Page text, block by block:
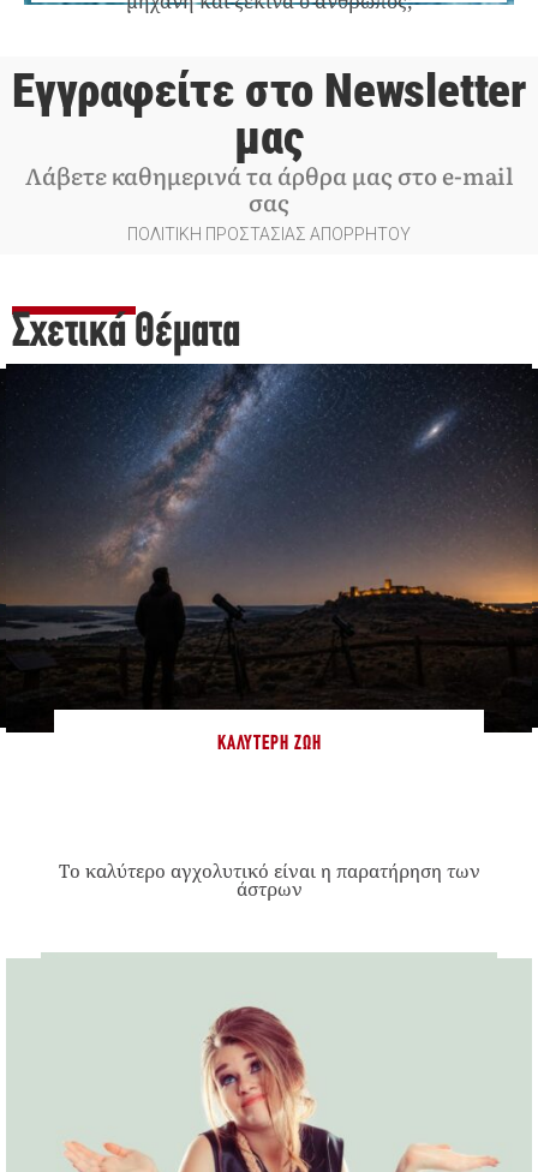
Εγγραφείτε στο Newsletter
μας
Λάβετε καθημερινά τα άρθρα μας στο e-mail
σας
ΠΟΛΙΤΙΚΗ ΠΡΟΣΤΑΣΙΑΣ ΑΠΟΡΡΗΤΟΥ
Σχετικά Θέματα
ΚΑΛΎΤΕΡΗ ΖΩΉ
Το καλύτερο αγχολυτικό είναι η παρατήρηση των
άστρων